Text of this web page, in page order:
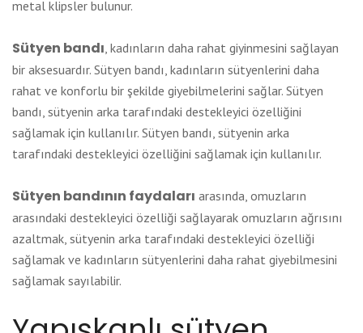
metal klipsler bulunur.
Sütyen bandı, kadınların daha rahat giyinmesini sağlayan
bir aksesuardır. Sütyen bandı, kadınların sütyenlerini daha
rahat ve konforlu bir şekilde giyebilmelerini sağlar. Sütyen
bandı, sütyenin arka tarafındaki destekleyici özelliğini
sağlamak için kullanılır. Sütyen bandı, sütyenin arka
tarafındaki destekleyici özelliğini sağlamak için kullanılır.
Sütyen bandının faydaları arasında, omuzların
arasındaki destekleyici özelliği sağlayarak omuzların ağrısını
azaltmak, sütyenin arka tarafındaki destekleyici özelliği
sağlamak ve kadınların sütyenlerini daha rahat giyebilmesini
sağlamak sayılabilir.